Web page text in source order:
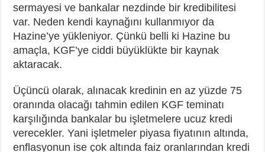
sermayesi ve bankalar nezdinde bir kredibilitesi
var. Neden kendi kaynağını kullanmıyor da
Hazine’ye yükleniyor. Çünkü belli ki Hazine bu
amaçla, KGF’ye ciddi büyüklükte bir kaynak
aktaracak.
Üçüncü olarak, alınacak kredinin en az yüzde 75
oranında olacağı tahmin edilen KGF teminatı
karşılığında bankalar bu işletmelere ucuz kredi
verecekler. Yani işletmeler piyasa fiyatının altında,
enflasyonun ise çok altında faiz oranlarından kredi